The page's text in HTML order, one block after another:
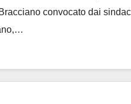
convocato dai